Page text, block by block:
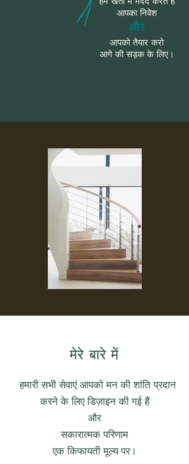
आपका निवेश
और
आपको तैयार करो
आगे की सड़क के लिए।
मेरे बारे में
हमारी सभी सेवाएं आपको मन की शांति प्रदान
करने के लिए डिज़ाइन की गई हैं
और
सकारात्मक परिणाम
एक किफायती मूल्य पर।